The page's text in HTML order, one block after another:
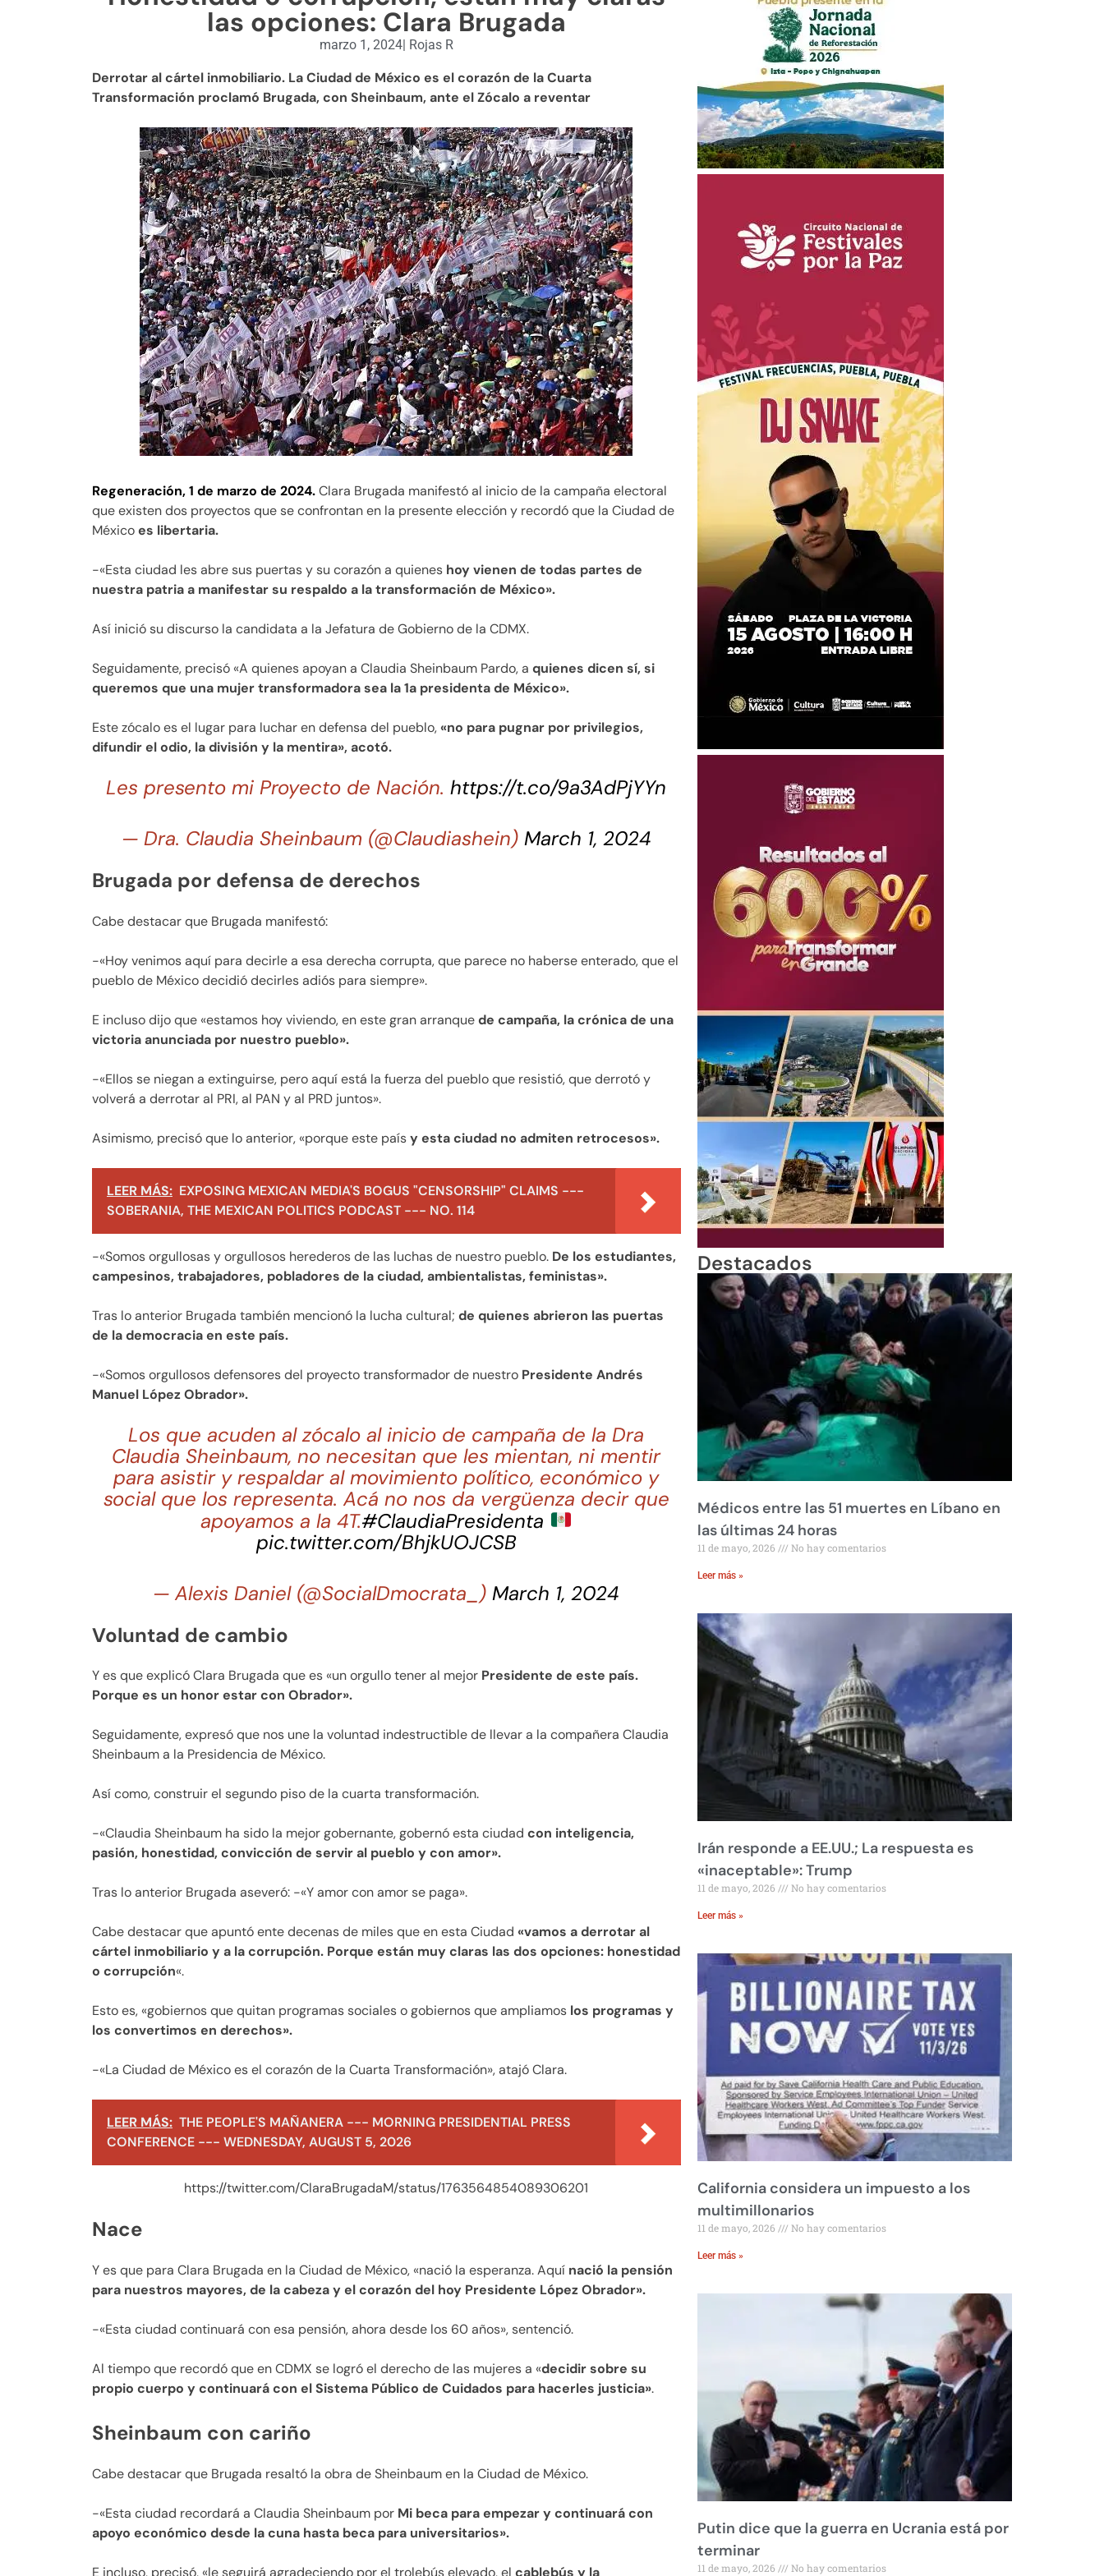
las opciones: Clara Brugada
marzo 1, 2024| Rojas R
Derrotar al cártel inmobiliario. La Ciudad de México es el corazón de la Cuarta
Transformación proclamó Brugada, con Sheinbaum, ante el Zócalo a reventar
Regeneración, 1 de marzo de 2024.Clara Brugada manifestó al inicio de la campaña electoral
que existen dos proyectos que se confrontan en la presente elección y recordó que la Ciudad de
Méxicoes libertaria.
-«Esta ciudad les abre sus puertas y su corazón a quienes hoy vienen de todas partes de
nuestra patria a manifestar su respaldo a la transformación de México».
Así inició su discurso la candidata a la Jefatura de Gobierno de la CDMX.
Seguidamente, precisó «A quienes apoyan a Claudia Sheinbaum Pardo, a quienes dicen sí, si
queremos que una mujer transformadora sea la 1a presidenta de México».
Este zócalo es el lugar para luchar en defensa del pueblo,«no para pugnar por privilegios,
difundir el odio, la división y la mentira», acotó.
Les presento mi Proyecto de Nación.https://t.co/9a3AdPjYYn
— Dra. Claudia Sheinbaum (@Claudiashein) March 1, 2024
Brugada por defensa de derechos
Cabe destacar que Brugada manifestó:
-«Hoy venimos aquí para decirle a esa derecha corrupta, que parece no haberse enterado, que el
pueblo de México decidió decirles adiós para siempre».
E incluso dijo que «estamos hoy viviendo, en este gran arranquede campaña, la crónica de una
victoria anunciada por nuestro pueblo».
-«Ellos se niegan a extinguirse, pero aquí está la fuerza del pueblo que resistió, que derrotó y
volverá a derrotar al PRI, al PAN y al PRD juntos».
Asimismo, precisó que lo anterior, «porque este paísy esta ciudad no admiten retrocesos».
LEER MÁS: EXPOSING MEXICAN MEDIA'S BOGUS "CENSORSHIP" CLAIMS ---
SOBERANIA, THE MEXICAN POLITICS PODCAST --- NO. 114
-«Somos orgullosas y orgullosos herederos de las luchas de nuestro pueblo. De los estudiantes,
campesinos, trabajadores, pobladores de la ciudad, ambientalistas, feministas».
Tras lo anterior Brugada también mencionó la lucha cultural; de quienes abrieron las puertas
de la democracia en este país.
-«Somos orgullosos defensores del proyecto transformador de nuestro Presidente Andrés
Manuel López Obrador».
Los que acuden al zócalo al inicio de campaña de la Dra
Claudia Sheinbaum, no necesitan que les mientan, ni mentir
para asistir y respaldar al movimiento político, económico y
social que los representa. Acá no nos da vergüenza decir que
apoyamos a la 4T.#ClaudiaPresidenta
pic.twitter.com/BhjkUOJCSB
— Alexis Daniel (@SocialDmocrata_)March 1, 2024
Voluntad de cambio
Y es que explicó Clara Brugada que es «un orgullo tener al mejor Presidente de este país.
Porque es un honor estar con Obrador».
Seguidamente, expresó que nos une la voluntad indestructible de llevar a la compañera Claudia
Sheinbaum a la Presidencia de México.
Así como, construir el segundo piso de la cuarta transformación.
-«Claudia Sheinbaum ha sido la mejor gobernante, gobernó esta ciudad con inteligencia,
pasión, honestidad, convicción de servir al pueblo y con amor».
Tras lo anterior Brugada aseveró: -«Y amor con amor se paga».
Cabe destacar que apuntó ente decenas de miles que en esta Ciudad «vamos a derrotar al
cártel inmobiliario y a la corrupción. Porque están muy claras las dos opciones: honestidad
o corrupción«.
Esto es, «gobiernos que quitan programas sociales o gobiernos que ampliamos los programas y
los convertimos en derechos».
-«La Ciudad de México es el corazón de la Cuarta Transformación», atajó Clara.
LEER MÁS: THE PEOPLE'S MAÑANERA --- MORNING PRESIDENTIAL PRESS
CONFERENCE --- WEDNESDAY, AUGUST 5, 2026
https://twitter.com/ClaraBrugadaM/status/1763564854089306201
Nace
Y es que para Clara Brugada en la Ciudad de México, «nació la esperanza. Aquí nació la pensión
para nuestros mayores, de la cabeza y el corazón del hoy Presidente López Obrador».
-«Esta ciudad continuará con esa pensión, ahora desde los 60 años», sentenció.
Al tiempo que recordó que en CDMX se logró el derecho de las mujeres a «decidir sobre su
propio cuerpo y continuará con el Sistema Público de Cuidados para hacerles justicia».
Sheinbaum con cariño
Cabe destacar que Brugada resaltó la obra de Sheinbaum en la Ciudad de México.
-«Esta ciudad recordará a Claudia Sheinbaum por Mi beca para empezar y continuará con
apoyo económico desde la cuna hasta beca para universitarios».
E incluso, precisó, «le seguirá agradeciendo por el trolebús elevado, el cablebús y la
Destacados
Médicos entre las 51 muertes en Líbano en
las últimas 24 horas
11 de mayo, 2026 No hay comentarios
Leer más »
Irán responde a EE.UU.; La respuesta es
«inaceptable»: Trump
11 de mayo, 2026 No hay comentarios
Leer más »
California considera un impuesto a los
multimillonarios
11 de mayo, 2026 No hay comentarios
Leer más »
Putin dice que la guerra en Ucrania está por
terminar
11 de mayo, 2026 No hay comentarios